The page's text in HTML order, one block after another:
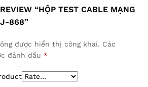
“HỘP TEST CABLE MẠNG
868”
được hiển thị công khai. Các
đánh dấu *